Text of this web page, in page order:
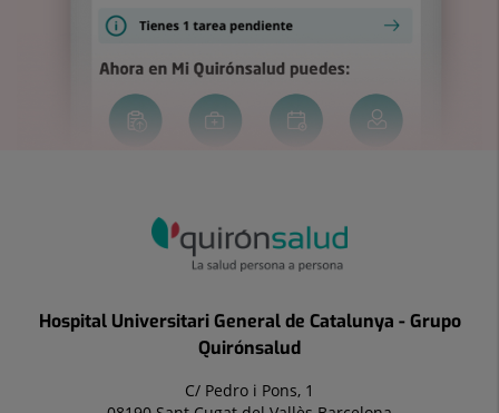
Hospital Universitari General de Catalunya - Grupo
Quirónsalud
C/ Pedro i Pons, 1